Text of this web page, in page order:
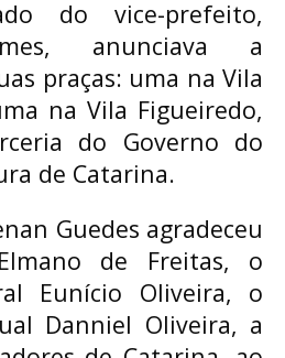
do vice-prefeito,
anunciava a
praças: uma na Vila
na Vila Figueiredo,
do Governo do
de Catarina.
Guedes agradeceu
de Freitas, o
Eunício Oliveira, o
Danniel Oliveira, a